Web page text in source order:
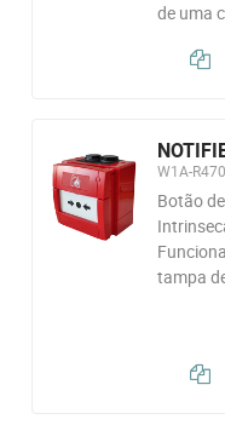
de uma
W1A-
Botão
tampa